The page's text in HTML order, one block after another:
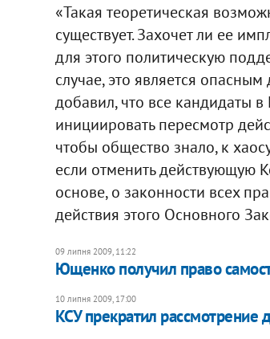
«Такая теоретическая
существует. Захочет ли ее
для этого политическую
случае, это является
добавил, что все кандидаты
инициировать пересмотр
чтобы общество знало, к
если отменить действующую
основе, о законности всех
действия этого Основного
09 липня 2009, 11:22
Ющенко получил право
10 липня 2009, 17:00
КСУ прекратил